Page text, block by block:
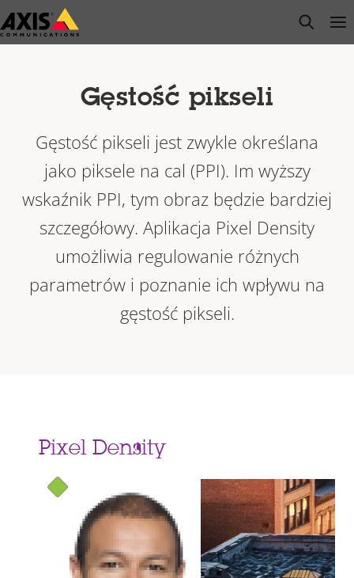
Przejdź
do
open
Gęstość pikseli
Gęstość pikseli jest zwykle określana
jako piksele na cal (PPI). Im wyższy
wskaźnik PPI, tym obraz będzie bardziej
szczegółowy. Aplikacja Pixel Density
umożliwia regulowanie różnych
parametrów i poznanie ich wpływu na
gęstość pikseli.